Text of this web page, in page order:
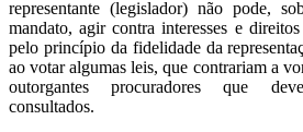
representante (legislador) não pode,
mandato, agir contra interesses e
pelo princípio da fidelidade da
ao votar algumas leis, que contrariam a
outorgantes procuradores que
consultados.